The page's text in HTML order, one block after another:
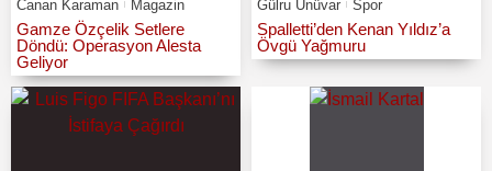
Canan Karaman Magazin
Gamze Özçelik Setlere
Döndü: Operasyon Alesta
Geliyor
Gülru Ünüvar Spor
Spalletti’den Kenan Yıldız’a
Övgü Yağmuru